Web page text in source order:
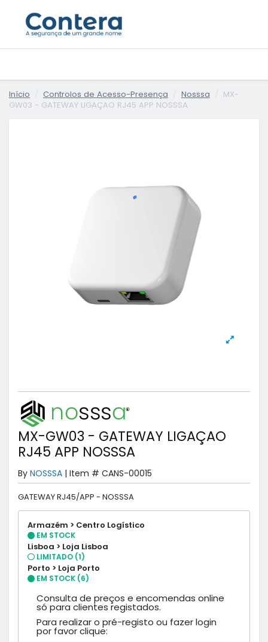
Início Controlos de Acesso-Presença Nosssa
MX-
GW03 - GATEWAY LIGAÇAO RJ45 APP NOSSSA
MX-GW03 - GATEWAY LIGAÇAO
RJ45 APP NOSSSA
By NOSSSA | Item # CANS-00015
GATEWAY RJ45/APP - NOSSSA
Armazém > Centro Logístico
EM STOCK
Lisboa > Loja Lisboa
LIMITADO (1)
Porto > Loja Porto
EM STOCK (6)
Consulta de preços e encomendas online
só para clientes registados.
Para realizar o pré-registo ou fazer login
por favor clique: